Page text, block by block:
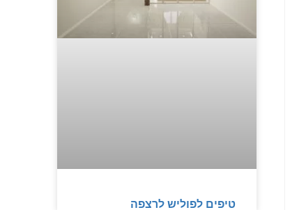
טיפים לפוליש לרצפה